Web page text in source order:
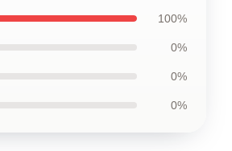
100%
0%
0%
0%